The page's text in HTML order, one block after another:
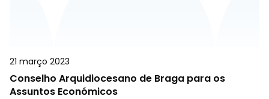
21 março 2023
Conselho Arquidiocesano de Braga para os
Assuntos Económicos